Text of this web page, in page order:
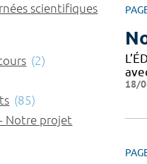
18/
scientifiques
(2)
(85)
Notre projet